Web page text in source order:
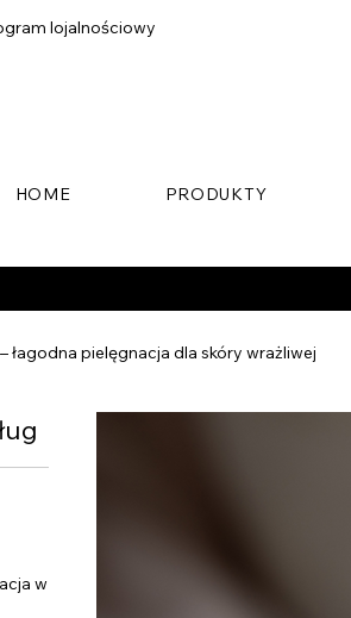
lojalnościowy
HOME PRODUKTY
łagodna pielęgnacja dla skóry wrażliwej
w